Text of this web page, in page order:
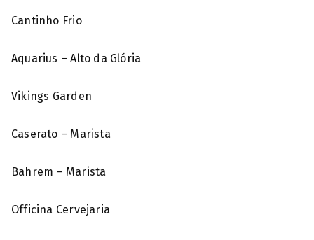
Cantinho Frio
Aquarius – Alto da Glória
Vikings Garden
Caserato – Marista
Bahrem – Marista
Officina Cervejaria